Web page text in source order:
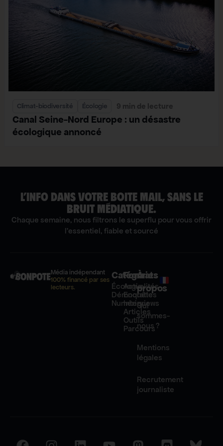
Climat-biodiversité Écologie 9 min de lecture
Canal Seine-Nord Europe : un désastre
écologique annoncé
L’INFO DANS VOTRE BOITE MAIL, SANS LE
BRUIT MÉDIATIQUE.
Chaque semaine, nous filtrons le superflu pour vous offrir
l'essentiel, fiable et sourcé
Média indépendant
100% financé par ses
lecteurs.
Catégories
Écologie
Démocratie
Numérique
Formats
Actualités
Enquêtes
Interviews
Articles
Outils
Parcours
À
propos
Qui
sommes-
nous ?
Mentions
légales
Recrutement
journaliste